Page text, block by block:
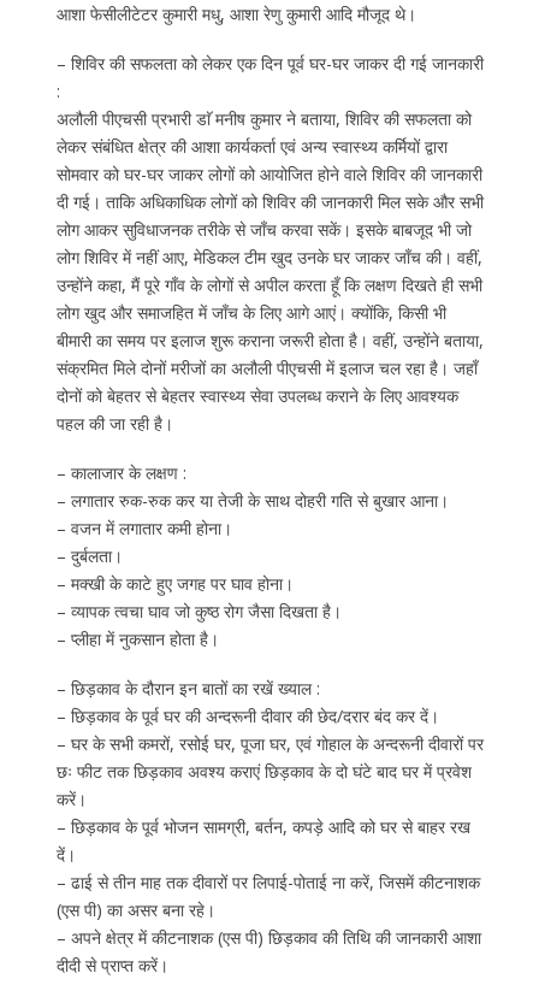
आशा फेसीलीटेटर कुमारी मधु, आशा रेणु कुमारी आदि मौजूद थे।
– शिविर की सफलता को लेकर एक दिन पूर्व घर-घर जाकर दी गई जानकारी
:
अलौली पीएचसी प्रभारी डाॅ मनीष कुमार ने बताया, शिविर की सफलता को
लेकर संबंधित क्षेत्र की आशा कार्यकर्ता एवं अन्य स्वास्थ्य कर्मियों द्वारा
सोमवार को घर-घर जाकर लोगों को आयोजित होने वाले शिविर की जानकारी
दी गई। ताकि अधिकाधिक लोगों को शिविर की जानकारी मिल सके और सभी
लोग आकर सुविधाजनक तरीके से जाँच करवा सकें। इसके बाबजूद भी जो
लोग शिविर में नहीं आए, मेडिकल टीम खुद उनके घर जाकर जाँच की। वहीं,
उन्होंने कहा, मैं पूरे गाँव के लोगों से अपील करता हूँ कि लक्षण दिखते ही सभी
लोग खुद और समाजहित में जाँच के लिए आगे आएं। क्योंकि, किसी भी
बीमारी का समय पर इलाज शुरू कराना जरूरी होता है। वहीं, उन्होंने बताया,
संक्रमित मिले दोनों मरीजों का अलौली पीएचसी में इलाज चल रहा है। जहाँ
दोनों को बेहतर से बेहतर स्वास्थ्य सेवा उपलब्ध कराने के लिए आवश्यक
पहल की जा रही है।
– कालाजार के लक्षण :
– लगातार रुक-रुक कर या तेजी के साथ दोहरी गति से बुखार आना।
– वजन में लगातार कमी होना।
– दुर्बलता।
– मक्खी के काटे हुए जगह पर घाव होना।
– व्यापक त्वचा घाव जो कुष्ठ रोग जैसा दिखता है।
– प्लीहा में नुकसान होता है।
– छिड़काव के दौरान इन बातों का रखें ख्याल :
– छिड़काव के पूर्व घर की अन्दरूनी दीवार की छेद/दरार बंद कर दें।
– घर के सभी कमरों, रसोई घर, पूजा घर, एवं गोहाल के अन्दरूनी दीवारों पर
छः फीट तक छिड़काव अवश्य कराएं छिड़काव के दो घंटे बाद घर में प्रवेश
करें।
– छिड़काव के पूर्व भोजन सामग्री, बर्तन, कपड़े आदि को घर से बाहर रख
दें।
– ढाई से तीन माह तक दीवारों पर लिपाई-पोताई ना करें, जिसमें कीटनाशक
(एस पी) का असर बना रहे।
– अपने क्षेत्र में कीटनाशक (एस पी) छिड़काव की तिथि की जानकारी आशा
दीदी से प्राप्त करें।